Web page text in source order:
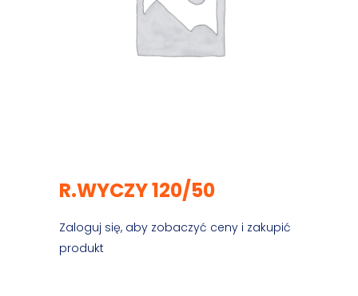
R.WYCZY 120/50
Zaloguj się, aby zobaczyć ceny i zakupić
produkt